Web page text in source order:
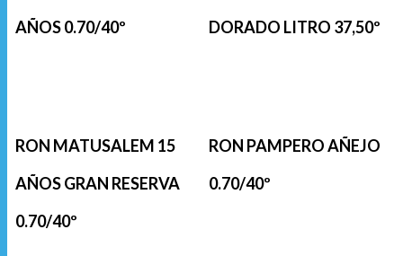
AÑOS 0.70/40º
DORADO LITRO 37,50º
RON MATUSALEM 15
AÑOS GRAN RESERVA
0.70/40º
RON PAMPERO AÑEJO
0.70/40º